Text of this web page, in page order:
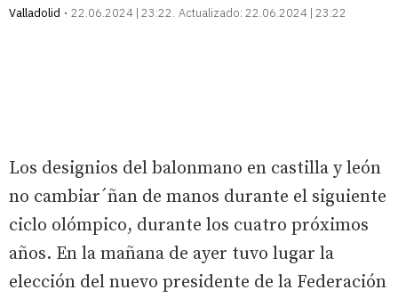
Valladolid
22.06.2024 | 23:22 Actualizado: 22.06.2024 | 23:22
Los designios del balonmano en castilla y león
no cambiar´ñan de manos durante el siguiente
ciclo olómpico, durante los cuatro próximos
años. En la mañana de ayer tuvo lugar la
elección del nuevo presidente de la Federación